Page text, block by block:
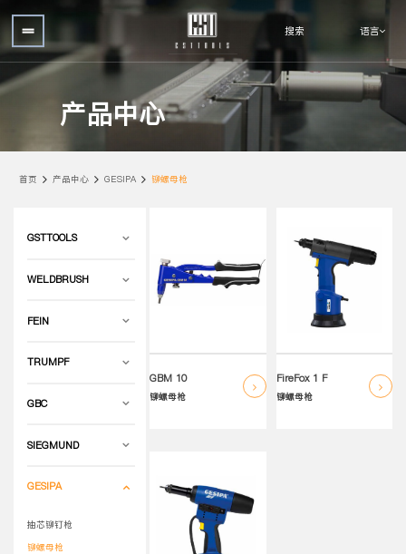
搜索 语言
产品中心
首页 产品中心 GESIPA 铆螺母枪
GSTTOOLS
WELDBRUSH
FEIN
TRUMPF
GBC
SIEGMUND
GESIPA
抽芯铆钉枪
铆螺母枪
GBM 10
铆螺母枪
FireFox 1 F
铆螺母枪